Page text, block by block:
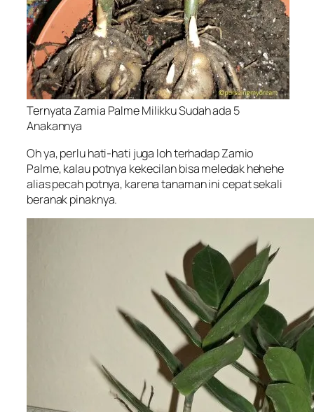
Ternyata Zamia Palme Milikku Sudah ada 5
Anakannya
Oh ya, perlu hati-hati juga loh terhadap Zamio
Palme, kalau potnya kekecilan bisa meledak hehehe
alias pecah potnya, karena tanaman ini cepat sekali
beranak pinaknya.